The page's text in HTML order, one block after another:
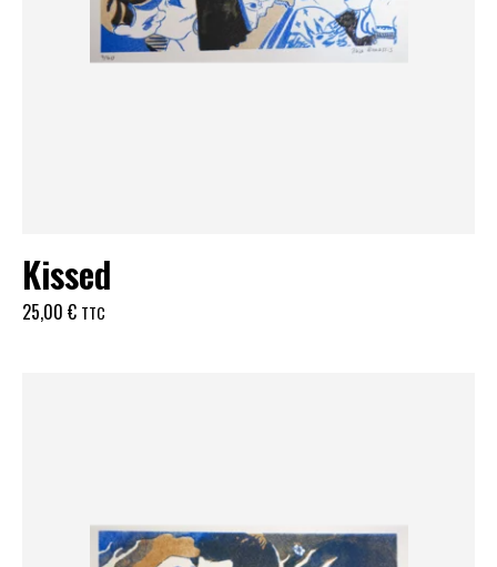
Kissed
25,00 € TTC